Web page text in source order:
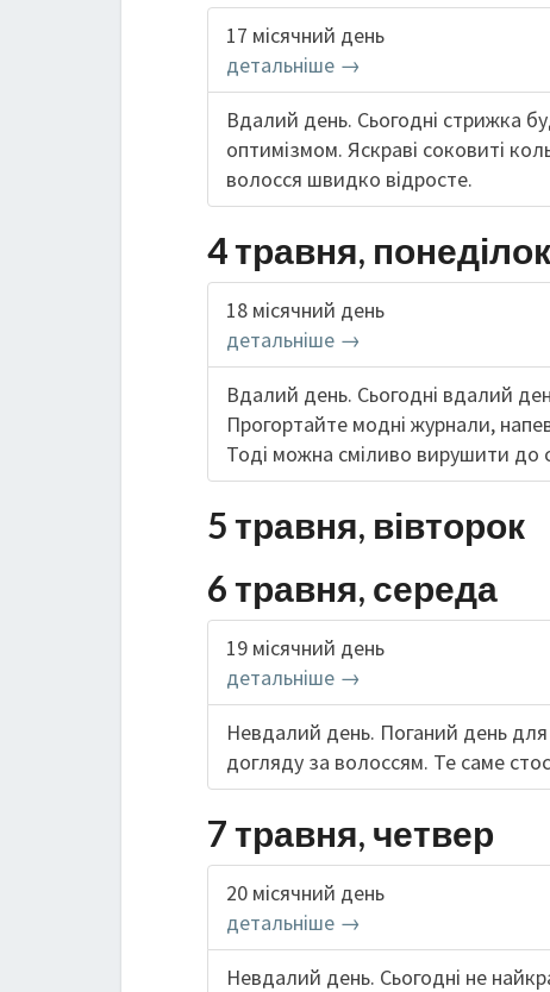
17 місячний день
детальніше →
Вдалий день. Сьогодні стрижка
оптимізмом. Яскраві соковиті
волосся швидко відросте.
4 травня, понеділок
18 місячний день
детальніше →
Вдалий день. Сьогодні вдалий
Прогортайте модні журнали,
Тоді можна сміливо вирушити до
5 травня, вівторок
6 травня, середа
19 місячний день
детальніше →
Невдалий день. Поганий день для
догляду за волоссям. Те саме
7 травня, четвер
20 місячний день
детальніше →
Невдалий день. Сьогодні не